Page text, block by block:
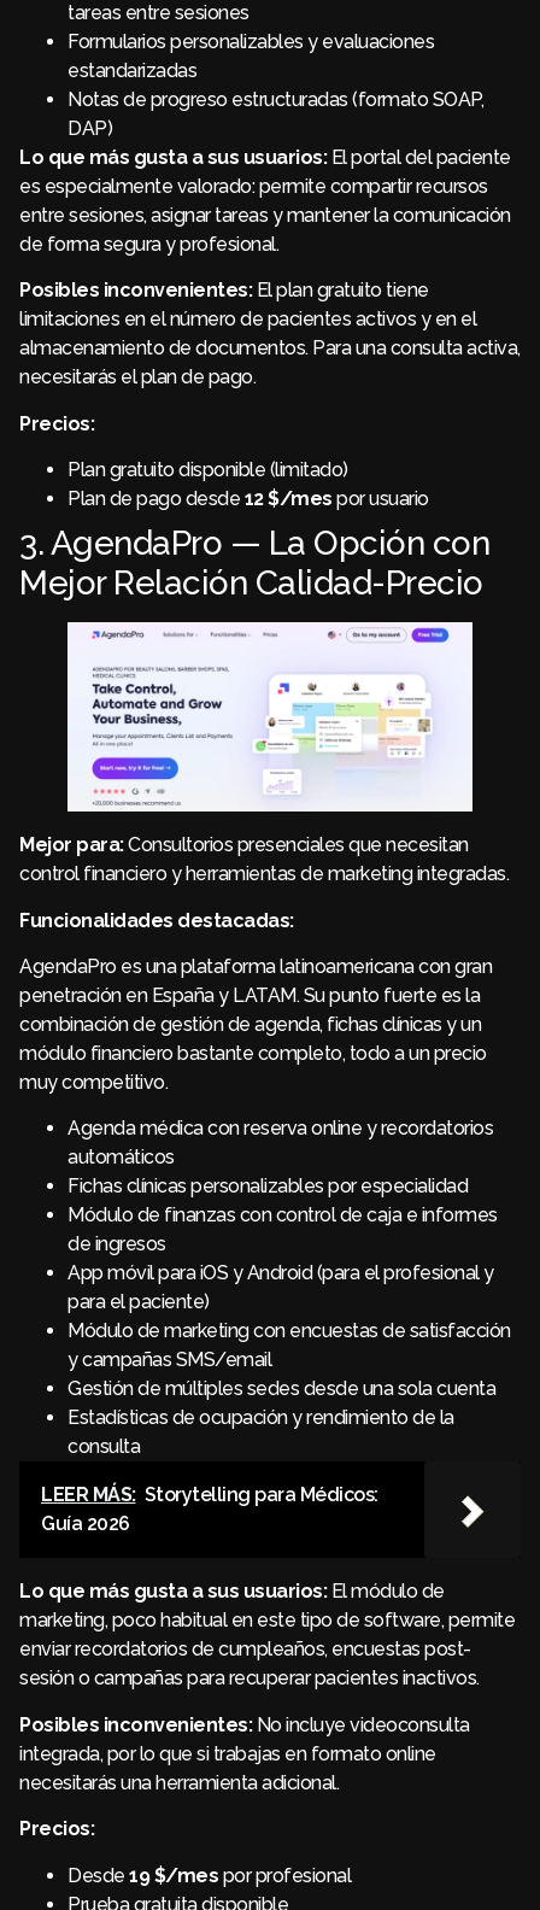
tareas entre sesiones
Formularios personalizables y evaluaciones
estandarizadas
Notas de progreso estructuradas (formato SOAP,
DAP)
Lo que más gusta a sus usuarios:El portal del paciente
es especialmente valorado: permite compartir recursos
entre sesiones, asignar tareas y mantener la comunicación
de forma segura y profesional.
Posibles inconvenientes:El plan gratuito tiene
limitaciones en el número de pacientes activos y en el
almacenamiento de documentos. Para una consulta activa,
necesitarás el plan de pago.
Precios:
Plan gratuito disponible (limitado)
Plan de pago desde 12 $/mes por usuario
3. AgendaPro — La Opción con
Mejor Relación Calidad-Precio
Mejor para:Consultorios presenciales que necesitan
control financiero y herramientas de marketing integradas.
Funcionalidades destacadas:
AgendaPro es una plataforma latinoamericana con gran
penetración en España y LATAM. Su punto fuerte es la
combinación de gestión de agenda, fichas clínicas y un
módulo financiero bastante completo, todo a un precio
muy competitivo.
Agenda médica con reserva online y recordatorios
automáticos
Fichas clínicas personalizables por especialidad
Módulo de finanzas con control de caja e informes
de ingresos
App móvil para iOS y Android (para el profesional y
para el paciente)
Módulo de marketing con encuestas de satisfacción
y campañas SMS/email
Gestión de múltiples sedes desde una sola cuenta
Estadísticas de ocupación y rendimiento de la
consulta
LEER MÁS: Storytelling para Médicos:
Guía 2026
Lo que más gusta a sus usuarios:El módulo de
marketing, poco habitual en este tipo de software, permite
enviar recordatorios de cumpleaños, encuestas post-
sesión o campañas para recuperar pacientes inactivos.
Posibles inconvenientes:No incluye videoconsulta
integrada, por lo que si trabajas en formato online
necesitarás una herramienta adicional.
Precios:
Desde 19 $/mes por profesional
Prueba gratuita disponible